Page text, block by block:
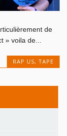
de
» voila de...
RAP US, TAPE